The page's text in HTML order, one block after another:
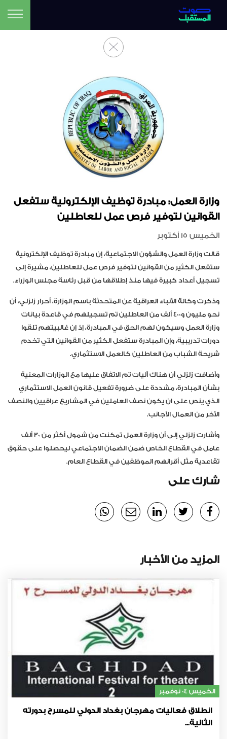
وزارة العمل: مبادرة توظيف الإلكترونية ستفعل
القوانين لتوفير فرص عمل للعاطلين
الخميس 15 أكتوبر
قالت وزارة العمل والشؤون الاجتماعية، إن مبادرة توظيف الإلكترونية
ستفعل الكثير من القوانين لتوفير فرص عمل للعاطلين، مشيرة إلى
تسجيل أعداد كبيرة فيها منذ إطلاقها من قبل رئاسة مجلس الوزراء.
وذكرت وكالة الأنباء العراقية عن المتحدثة باسم الوزارة، أحرار زلزلي، أن
نحو مليون و400 ألف من العاطلين تم تسجيلهم في قاعدة بيانات
وزارة العمل وسيكون لهم الحق في المبادرة، إذ إن غالبيتهم تلقوا
دورات تدريبية، وإن المبادرة ستفعل الكثير من القوانين التي تخدم
شريحة الشباب من العاطلين كالعمل الاستثماري.
وأضافت زلزلي أن هناك آليات تم الاتفاق عليها مع الوزارات المعنية
بشأن المبادرة، مشددة على ضرورة تفعيل قانون العمل الاستثماري
الذي ينص على ان يكون نصف العاملين في المشاريع عراقيين والنصف
الآخر من العمال الأجانب.
وأشارت زلزلي إلى أن وزارة العمل تمكنت من شمول أكثر من 30 ألف
عامل في القطاع الخاص ضمن الضمان الاجتماعي ليحصلوا على حقوق
تقاعدية مثل أقرانهم الموظفين في القطاع العام.
شارك على
المزيد من الأخبار
الخميس 04 نوفمبر
انطلاق فعاليات مهرجان بغداد الدولي للمسرح بدورته
الثانية...